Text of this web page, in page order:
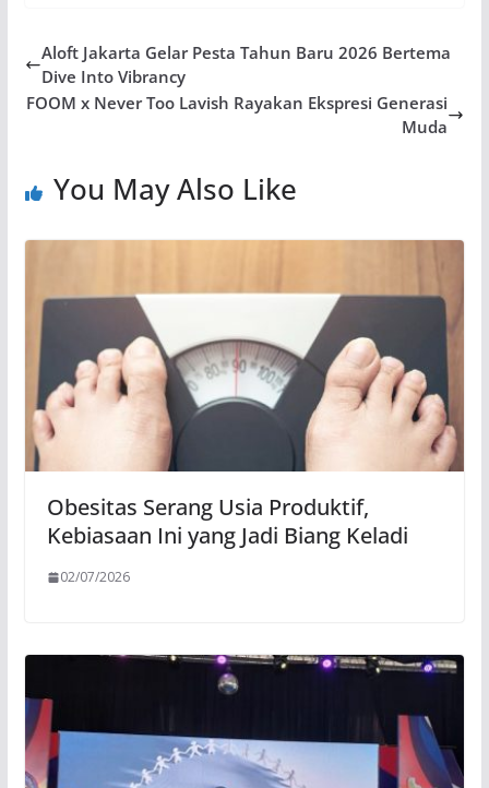
Aloft Jakarta Gelar Pesta Tahun Baru 2026 Bertema
Dive Into Vibrancy
FOOM x Never Too Lavish Rayakan Ekspresi Generasi
Muda
You May Also Like
Obesitas Serang Usia Produktif,
Kebiasaan Ini yang Jadi Biang Keladi
02/07/2026